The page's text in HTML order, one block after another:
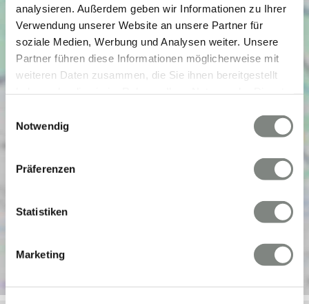
analysieren. Außerdem geben wir Informationen zu Ihrer
Verwendung unserer Website an unsere Partner für
soziale Medien, Werbung und Analysen weiter. Unsere
Partner führen diese Informationen möglicherweise mit
weiteren Daten zusammen, die Sie ihnen bereitgestellt
Cookies, wenn Sie unsere Webseite weiterhin nutzen.
Notwendig
Präferenzen
Statistiken
Marketing